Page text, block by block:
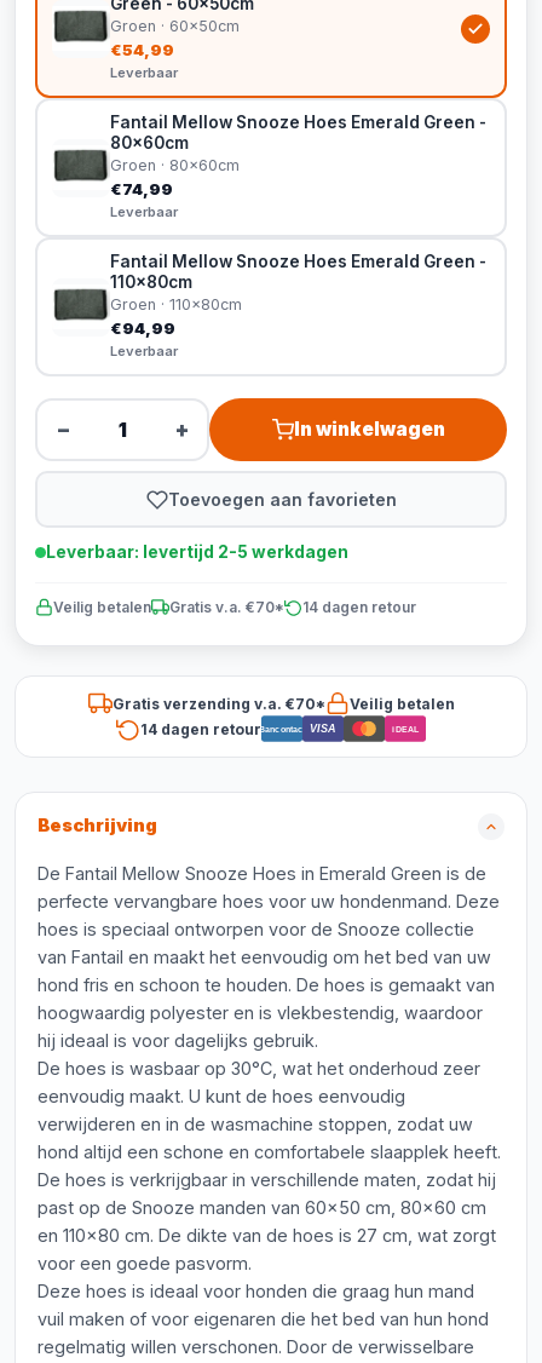
Groen · 60x50cm
€54,99
Leverbaar
Fantail Mellow Snooze Hoes Emerald Green -
80x60cm
Groen · 80x60cm
€74,99
Leverbaar
Fantail Mellow Snooze Hoes Emerald Green -
110x80cm
Groen · 110x80cm
€94,99
Leverbaar
− + In winkelwagen
Toevoegen aan favorieten
Leverbaar: levertijd 2-5 werkdagen
Veilig betalen Gratis v.a. €70* 14 dagen retour
Gratis verzending v.a. €70*
Veilig betalen
14 dagen retourBancontact VISA iDEAL
Beschrijving
De Fantail Mellow Snooze Hoes in Emerald Green is de
perfecte vervangbare hoes voor uw hondenmand. Deze
hoes is speciaal ontworpen voor de Snooze collectie
van Fantail en maakt het eenvoudig om het bed van uw
hond fris en schoon te houden. De hoes is gemaakt van
hoogwaardig polyester en is vlekbestendig, waardoor
hij ideaal is voor dagelijks gebruik.
De hoes is wasbaar op 30°C, wat het onderhoud zeer
eenvoudig maakt. U kunt de hoes eenvoudig
verwijderen en in de wasmachine stoppen, zodat uw
hond altijd een schone en comfortabele slaapplek heeft.
De hoes is verkrijgbaar in verschillende maten, zodat hij
past op de Snooze manden van 60x50 cm, 80x60 cm
en 110x80 cm. De dikte van de hoes is 27 cm, wat zorgt
voor een goede pasvorm.
Deze hoes is ideaal voor honden die graag hun mand
vuil maken of voor eigenaren die het bed van hun hond
regelmatig willen verschonen. Door de verwisselbare